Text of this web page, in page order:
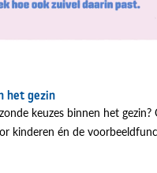
het gezin
keuzes binnen het
kinderen én de